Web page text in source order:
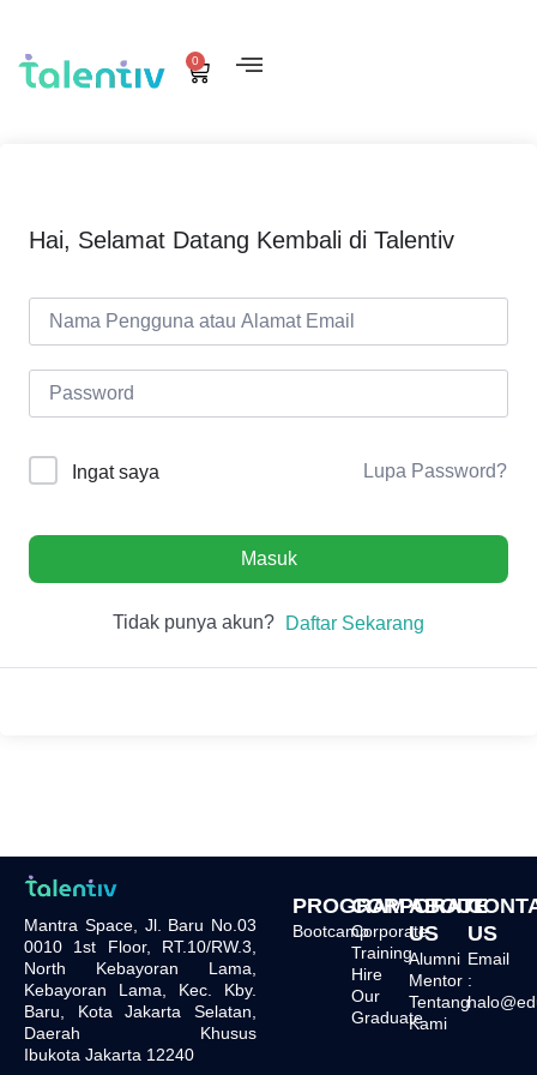
0
Hai, Selamat Datang Kembali di Talentiv
Ingat saya Lupa Password?
Masuk
Tidak punya akun? Daftar Sekarang
Mantra Space, Jl. Baru No.03
0010 1st Floor, RT.10/RW.3,
North Kebayoran Lama,
Kebayoran Lama, Kec. Kby.
Baru, Kota Jakarta Selatan,
Daerah Khusus
Ibukota Jakarta 12240
PROGRAM
Bootcamp
CORPORATE
Corporate
Training
Hire
Our
Graduate
ABOUT
US
Alumni
Mentor
Tentang
Kami
US
Email
: